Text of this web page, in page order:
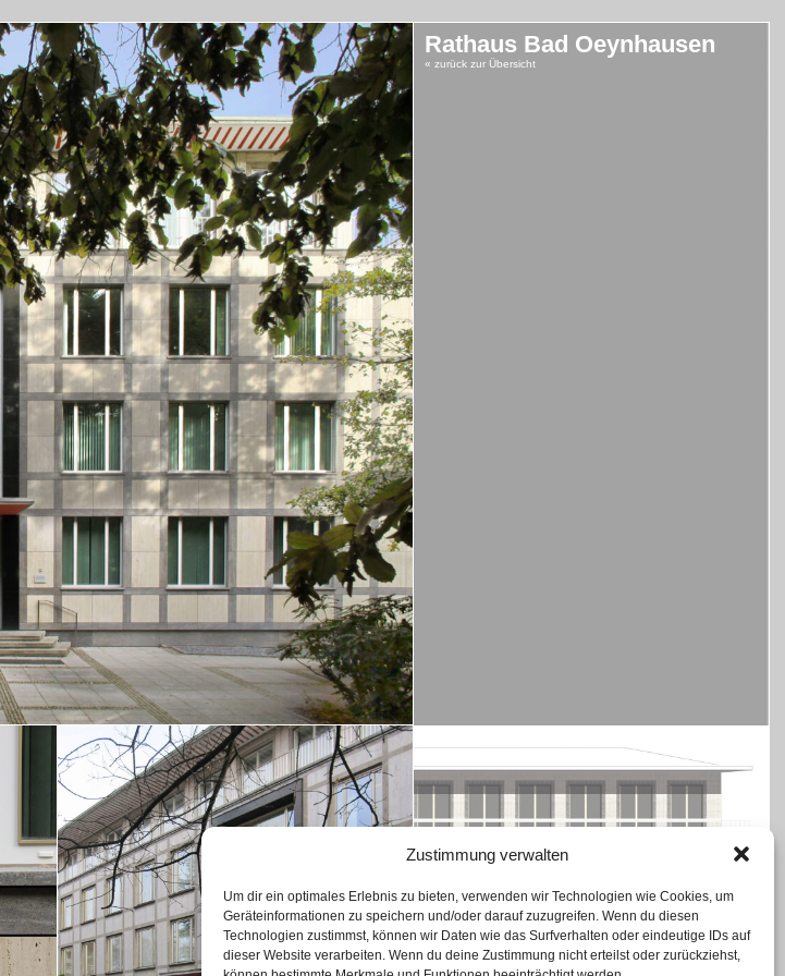
Zustimmung verwalten
Um dir ein optimales Erlebnis zu bieten, verwenden wir Technologien wie Cookies, um
Geräteinformationen zu speichern und/oder darauf zuzugreifen. Wenn du diesen
Technologien zustimmst, können wir Daten wie das Surfverhalten oder eindeutige IDs auf
dieser Website verarbeiten. Wenn du deine Zustimmung nicht erteilst oder zurückziehst,
Rathaus Bad Oeynhausen
« zurück zur Übersicht